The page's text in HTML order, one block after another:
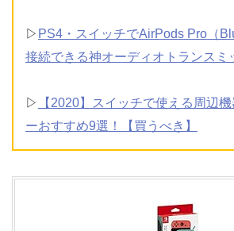
▷ PS4・スイッチでAirPods Pro（
接続できる神オーディオトランスミ
▷
【2020】スイッチで使える周辺
ーおすすめ9選！【買うべき】